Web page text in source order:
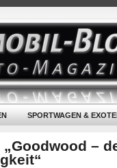
SPORTWAGEN &
–